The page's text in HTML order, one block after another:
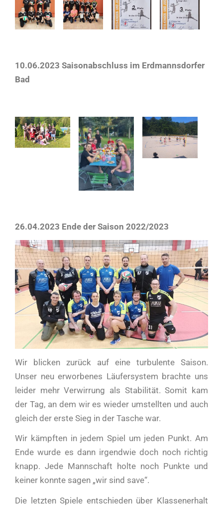
10.06.2023 Saisonabschluss im Erdmannsdorfer
Bad
26.04.2023 Ende der Saison 2022/2023
Wir blicken zurück auf eine turbulente Saison.
Unser neu erworbenes Läufersystem brachte uns
leider mehr Verwirrung als Stabilität. Somit kam
der Tag, an dem wir es wieder umstellten und auch
gleich der erste Sieg in der Tasche war.
Wir kämpften in jedem Spiel um jeden Punkt. Am
Ende wurde es dann irgendwie doch noch richtig
knapp. Jede Mannschaft holte noch Punkte und
keiner konnte sagen „wir sind save“.
Die letzten Spiele entschieden über Klassenerhalt